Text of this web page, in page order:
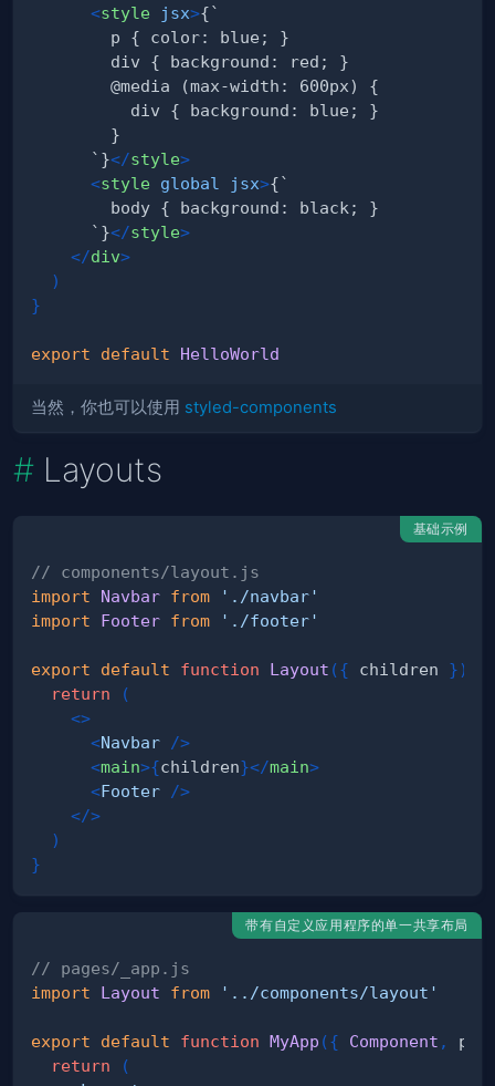
<style jsx>
      `}
</style>
<style global jsx>
      `}
</style>
</div>
)
}
export default HelloWorld
当然，你也可以使用 styled-components
Layouts
基础示例
// components/layout.js
import
Navbar from
'./navbar'
import
Footer from './footer'
export default function Layout ({ children })
return
(
<>
<Navbar
/>
<main>{children}</main>
<Footer
/>
</>
)
}
带有自定义应用程序的单一共享布局
// pages/_app.js
import
Layout from '../components/layout'
export default function MyApp ({ Component ,
return
(